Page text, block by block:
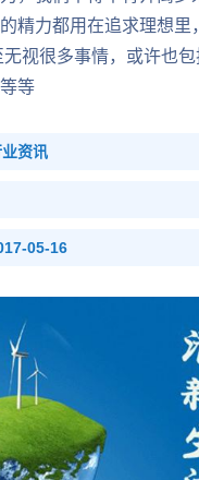
精力都用在追求理想里
视很多事情，或许也
等
资讯
05-16